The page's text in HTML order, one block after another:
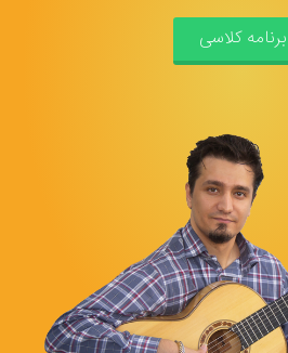
برنامه کلاسی